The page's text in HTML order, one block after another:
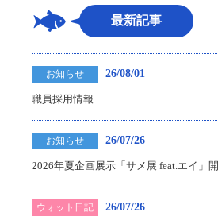
最新記事
お知らせ 26/08/01
職員採用情報
お知らせ 26/07/26
2026年夏企画展示「サメ展 feat.エイ」
ウォット日記 26/07/26